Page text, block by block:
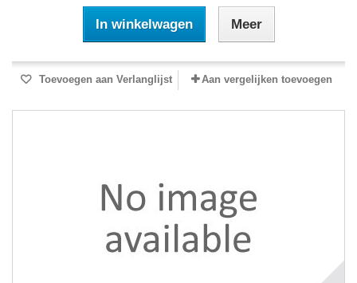
In winkelwagen Meer
Toevoegen aan Verlanglijst Aan vergelijken toevoegen